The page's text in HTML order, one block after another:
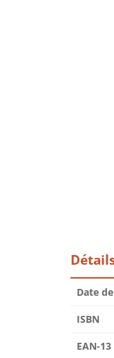
Date
ISBN
EAN-13